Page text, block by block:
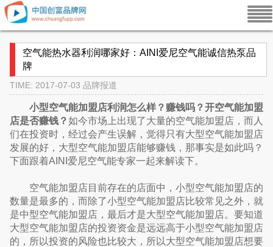
空气能热水器利润哪家好：AINI爱尼空气能诚信热泵品
牌
TIME: 2017-07-03 品牌报道
小型空气能加盟店利润怎么样？赚钱吗？开空气能加盟
店是否赚钱？如今市场上出现了大量的空气能加盟店，而人
们在投资时，经过会产生误解，觉得只有大型空气能加盟店
发展的好，大型空气能加盟店能够赚钱，那事实是如此吗？
下面跟着AINI爱尼空气能专家一起来解读下。
空气能加盟店目前存在的店面中，小型空气能加盟店的
数量是最多的，而除了小型空气能加盟店比较常见之外，就
是中型空气能加盟店，最后才是大型空气能加盟店。要知道
大型空气能加盟店的投资资金是远远高于小型空气能加盟店
的，所以投资的风险也比较大，所以大型空气能加盟店想要